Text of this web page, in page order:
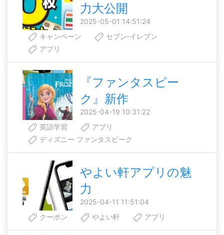
力大公開
2025-05-01 14:51:24
キャンペーン
セブン‐イレブン
アプリ
『ファンタスピー
ク』新作
2025-04-19 10:31:22
英語学習
アプリ
ディズニー ファンタスピーク
やよい軒アプリの魅
力
2025-04-11 11:51:04
クーポン
やよい軒 アプリ